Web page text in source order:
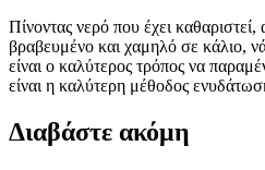
Πίνοντας νερό που έχει καθαριστεί,
βραβευμένο και χαμηλό σε κάλιο,
είναι ο καλύτερος τρόπος να
είναι η καλύτερη μέθοδος
Διαβάστε ακόμη